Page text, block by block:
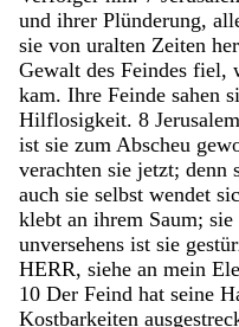
und ihrer Plünderung,
sie von uralten Zeiten her
Gewalt des Feindes fiel,
kam. Ihre Feinde sahen
Hilflosigkeit. 8 Jerusalem
ist sie zum Abscheu
verachten sie jetzt; denn
auch sie selbst wendet
klebt an ihrem Saum; sie
unversehens ist sie
HERR, siehe an mein
10 Der Feind hat seine
Kostbarkeiten